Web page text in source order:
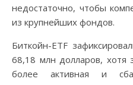
недостаточно, чтобы
из крупнейших фондов.
Биткойн-ETF
68,18 млн долларов, хотя
более активная и